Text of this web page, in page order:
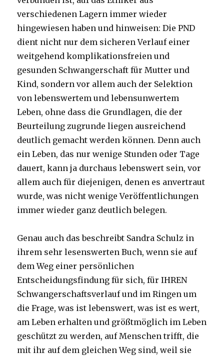
verschiedenen Lagern immer wieder
hingewiesen haben und hinweisen: Die PND
dient nicht nur dem sicheren Verlauf einer
weitgehend komplikationsfreien und
gesunden Schwangerschaft für Mutter und
Kind, sondern vor allem auch der Selektion
von lebenswertem und lebensunwertem
Leben, ohne dass die Grundlagen, die der
Beurteilung zugrunde liegen ausreichend
deutlich gemacht werden können. Denn auch
ein Leben, das nur wenige Stunden oder Tage
dauert, kann ja durchaus lebenswert sein, vor
allem auch für diejenigen, denen es anvertraut
wurde, was nicht wenige Veröffentlichungen
immer wieder ganz deutlich belegen.
Genau auch das beschreibt Sandra Schulz in
ihrem sehr lesenswerten Buch, wenn sie auf
dem Weg einer persönlichen
Entscheidungsfindung für sich, für IHREN
Schwangerschaftsverlauf und im Ringen um
die Frage, was ist lebenswert, was ist es wert,
am Leben erhalten und größtmöglich im Leben
geschützt zu werden, auf Menschen trifft, die
mit ihr auf dem gleichen Weg sind, weil sie